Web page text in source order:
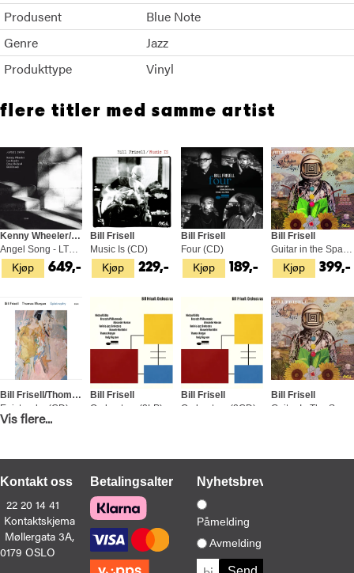
Produsent
Blue Note
Genre
Jazz
Produkttype
Vinyl
flere titler med samme artist
Kjøp
Kenny Wheeler/Lee Konitz/Dave Holland
Angel Song - LTD (2LP)
649,- Kjøp
Bill Frisell
Music Is (CD)
229,- Kjøp
Bill Frisell
Four (CD)
189,- Kjøp
Bill Frisell
Guitar in the Space Age (LP)
399,-
Kjøp
Bill Frisell/Thomas Morgan
Epistrophy (CD)
219,-
Bill Frisell
Orchestras (2LP)
Bill Frisell
Orchestras (2CD)
Bill Frisell
Bill Frisell
In Line (CD)
Bill Frisell
Bill Frisell
Harmony (2LP)
Vis flere...
Kontakt oss
22 20 14 41
Kontaktskjema
Møllergata 3A,
0179 OSLO
BetalingsalternativerNyhetsbrev
Påmelding
Avmelding